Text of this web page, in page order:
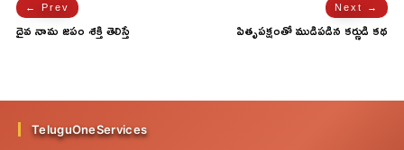
← Prev
దైవ నామ జపం శక్తి తెలిస్తే
Next →
పితృపక్షంతో ముడిపడిన కర్ణుడి కథ
తెలుసా...
TeluguOneServices